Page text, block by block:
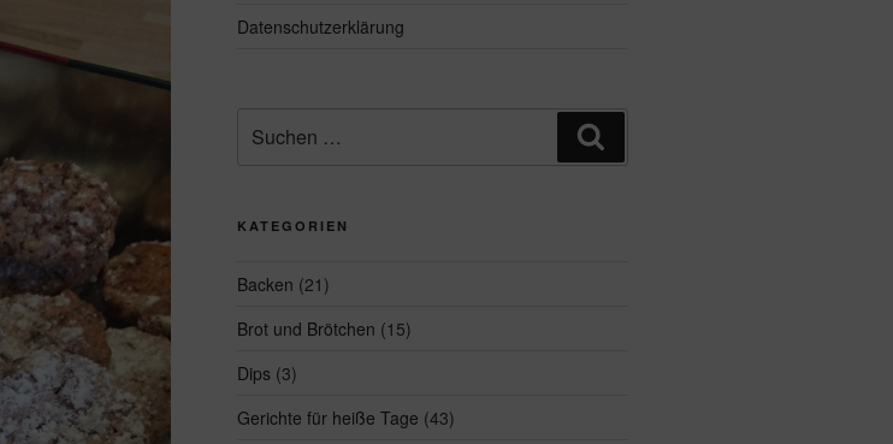
Datenschutzerklärung
nach:
KATEGORIEN
Backen (21)
Brot und Brötchen (15)
Dips(3)
Gerichte für heiße Tage (43)